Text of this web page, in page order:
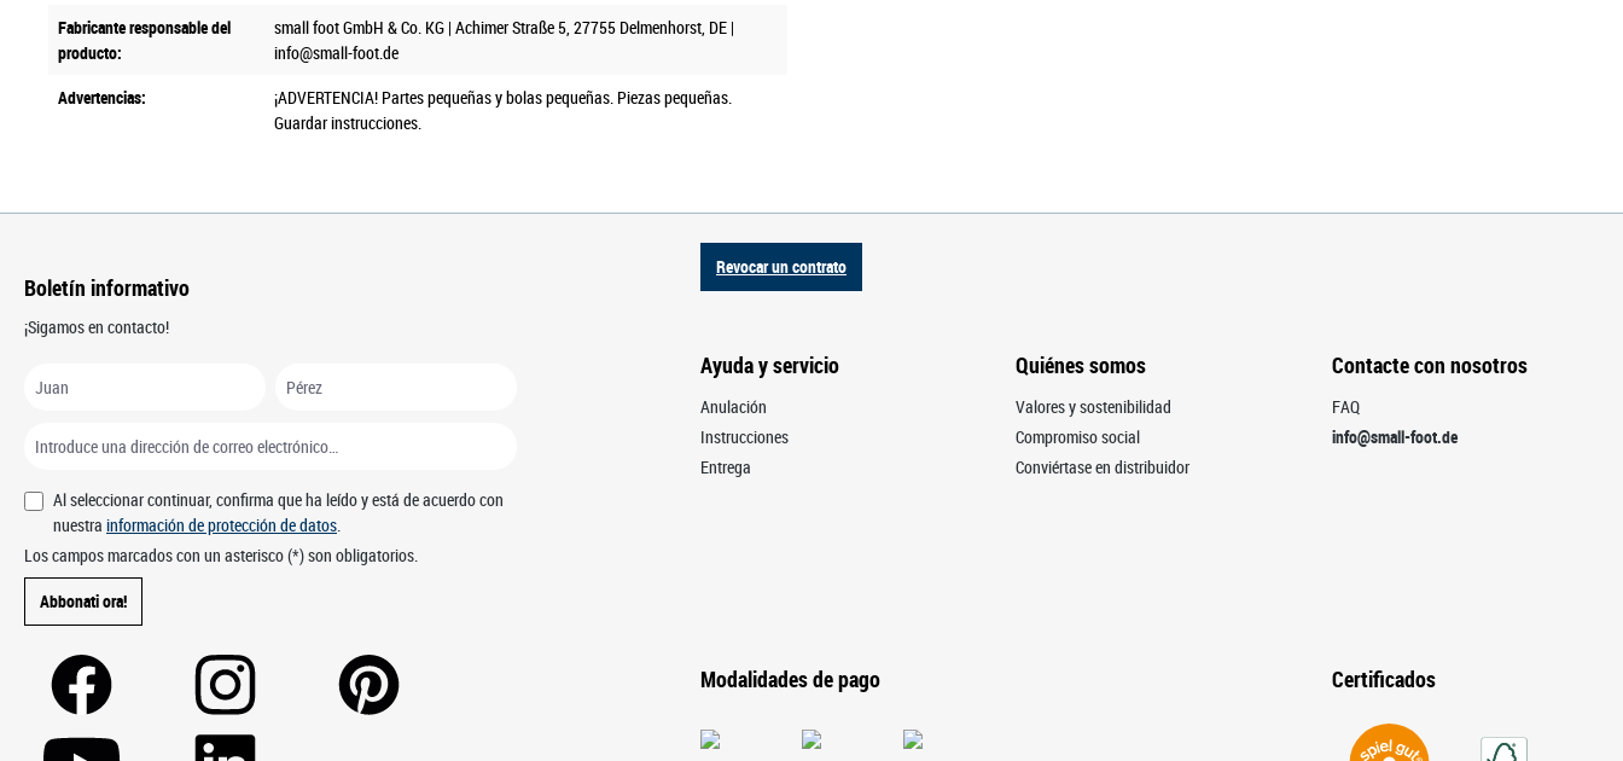
Fabricante responsable del
producto:
small foot GmbH & Co. KG | Achimer Straße 5, 27755 Delmenhorst, DE |
info@small-foot.de
Advertencias:
¡ADVERTENCIA! Partes pequeñas y bolas pequeñas. Piezas pequeñas.
Guardar instrucciones.
Boletín informativo
¡Sigamos en contacto!
Al seleccionar continuar, confirma que ha leído y está de acuerdo con
nuestra información de protección de datos.
Los campos marcados con un asterisco (*) son obligatorios.
Abbonati ora!
Revocar un contrato
Ayuda y servicio
Anulación
Instrucciones
Entrega
Quiénes somos
Valores y sostenibilidad
Compromiso social
Conviértase en distribuidor
Contacte con nosotros
FAQ
info@small-foot.de
Modalidades de pago Certificados